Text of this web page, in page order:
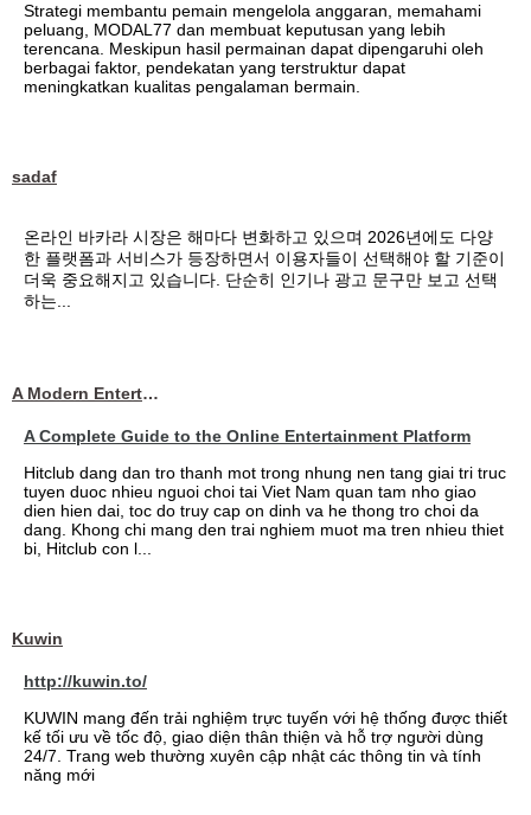
Strategi membantu pemain mengelola anggaran, memahami
peluang, MODAL77 dan membuat keputusan yang lebih
terencana. Meskipun hasil permainan dapat dipengaruhi oleh
berbagai faktor, pendekatan yang terstruktur dapat
meningkatkan kualitas pengalaman bermain.
sadaf
온라인 바카라 시장은 해마다 변화하고 있으며 2026년에도 다양
한 플랫폼과 서비스가 등장하면서 이용자들이 선택해야 할 기준이
더욱 중요해지고 있습니다. 단순히 인기나 광고 문구만 보고 선택
하는...
A Modern Entertainment Platform Bringing
A Complete Guide to the Online Entertainment Platform
Hitclub dang dan tro thanh mot trong nhung nen tang giai tri truc
tuyen duoc nhieu nguoi choi tai Viet Nam quan tam nho giao
dien hien dai, toc do truy cap on dinh va he thong tro choi da
dang. Khong chi mang den trai nghiem muot ma tren nhieu thiet
bi, Hitclub con l...
Kuwin
http://kuwin.to/
KUWIN mang đến trải nghiệm trực tuyến với hệ thống được thiết
kế tối ưu về tốc độ, giao diện thân thiện và hỗ trợ người dùng
24/7. Trang web thường xuyên cập nhật các thông tin và tính
năng mới